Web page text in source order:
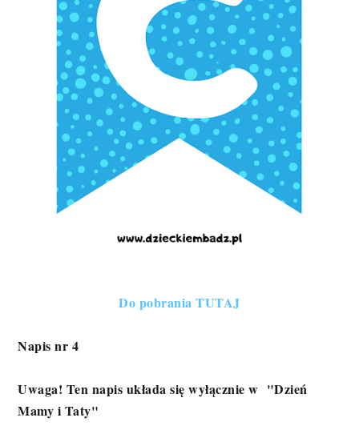
Do pobrania TUTAJ
Napis nr 4
Uwaga! Ten napis układa się wyłącznie w "Dzień
Mamy i Taty"